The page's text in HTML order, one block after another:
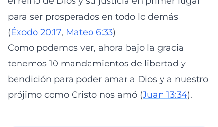
para ser prosperados en todo lo demás
(Éxodo 20:17, Mateo 6:33)
Como podemos ver, ahora bajo la gracia
tenemos 10 mandamientos de libertad y
bendición para poder amar a Dios y a nuestro
prójimo como Cristo nos amó (Juan 13:34).